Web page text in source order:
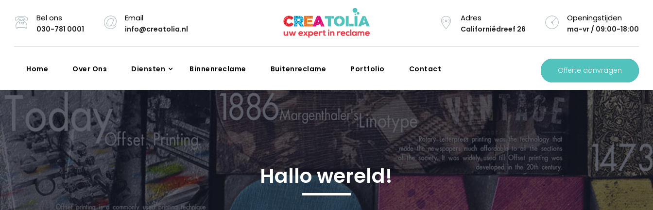
Bel ons
030-781 0001
Email
info@creatolia.nl
Adres
Californiëdreef 26
Openingstijden
ma-vr / 09:00-18:00
Home Over Ons Diensten Binnenreclame Buitenreclame Portfolio Contact Offerte aanvragen
Hallo wereld!